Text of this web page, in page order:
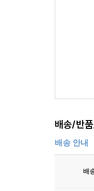
배송/반
배송 안내
배